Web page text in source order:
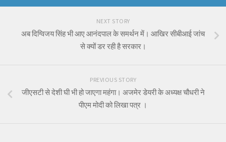
NEXT STORY
अब दिग्विजय सिंह भी आए आनंदपाल के समर्थन में। आखिर सीबीआई जांच
से क्यों डर रही है सरकार।
PREVIOUS STORY
जीएसटी से देशी घी भी हो जाएगा महंगा। अजमेर डेयरी के अध्यक्ष चौधरी ने
पीएम मोदी को लिखा पत्र ।